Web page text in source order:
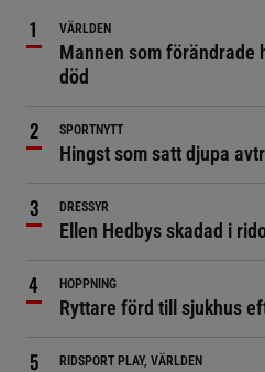
VÄRLDEN
Mannen som
död
SPORTNYTT
Hingst som satt djupa
DRESSYR
Ellen Hedbys skadad i
HOPPNING
Ryttare förd till sjukhus
RIDSPORT PLAY, VÄRLDEN